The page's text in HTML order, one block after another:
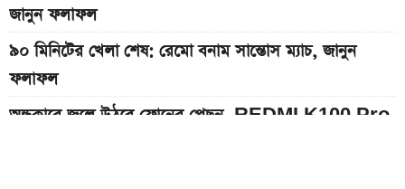
জানুন ফলাফল
৯০ মিনিটের খেলা শেষ: রেমো বনাম সান্তোস ম্যাচ, জানুন
ফলাফল
অন্ধকারে জ্বলে উঠবে ফোনের পেছন, REDMI K100 Pro